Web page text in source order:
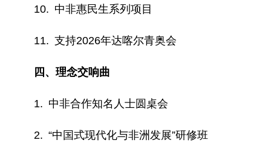
10. 中非惠民生系列项目
11. 支持2026年达喀尔青奥会
四、理念交响曲
1. 中非合作知名人士圆桌会
2. “中国式现代化与非洲发展”研修班